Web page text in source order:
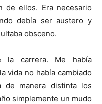
de ellos. Era necesario
debía ser austero y
obsceno.
la carrera. Me había
vida no había cambiado
de manera distinta los
simplemente un mudo